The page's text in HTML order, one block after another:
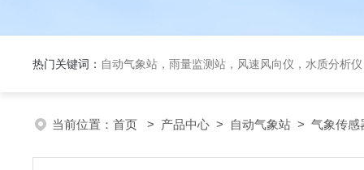
热门关键词： 自动气象站，雨量监测站，风速风向仪，水质分析
当前位置： 首页 > 产品中心 > 自动气象站 > 气象传感